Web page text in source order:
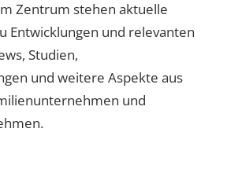
Zentrum stehen aktuelle
Entwicklungen und relevanten
Studien,
und weitere Aspekte aus
und